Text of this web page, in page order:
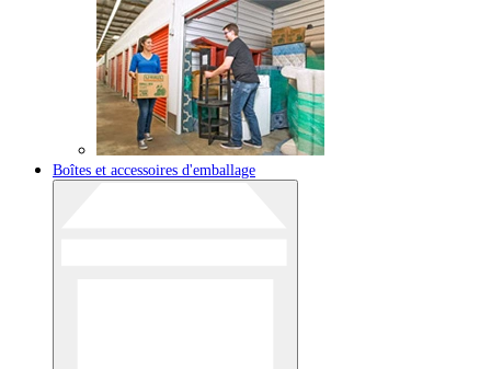
Boîtes et accessoires d'emballage